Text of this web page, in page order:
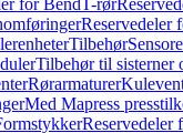
for BendT-rør
Reservedeler
Tilbehør
Tilbehør til sisterner
Rørarmaturer
Med Mapress
Reservedeler